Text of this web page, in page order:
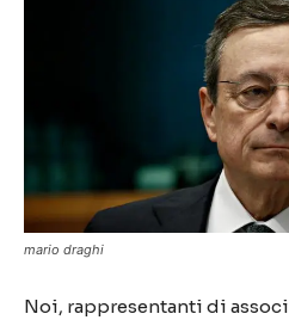
mario draghi
Noi, rappresentanti di